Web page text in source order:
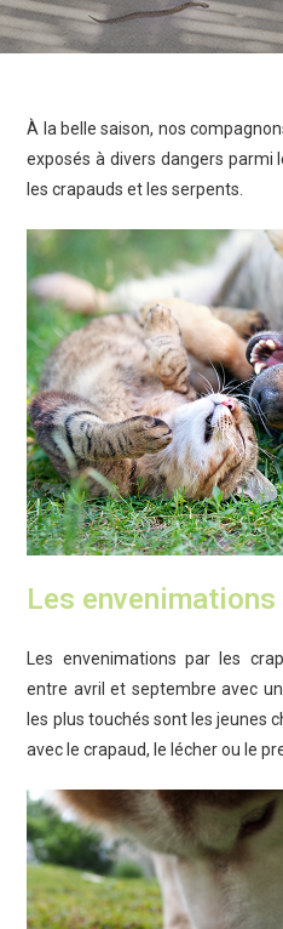
À la belle saison, nos
exposés à divers dangers parmi
les crapauds et les serpents.
Les
Les envenimations par les
entre avril et septembre avec
les plus touchés sont les jeunes
avec le crapaud, le lécher ou le